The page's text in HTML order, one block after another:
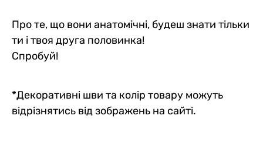
Про те, що вони анатомічні, будеш знати тільки
ти і твоя друга половинка!
Спробуй!
*Декоративні шви та колір товару можуть
відрізнятись від зображень на сайті.